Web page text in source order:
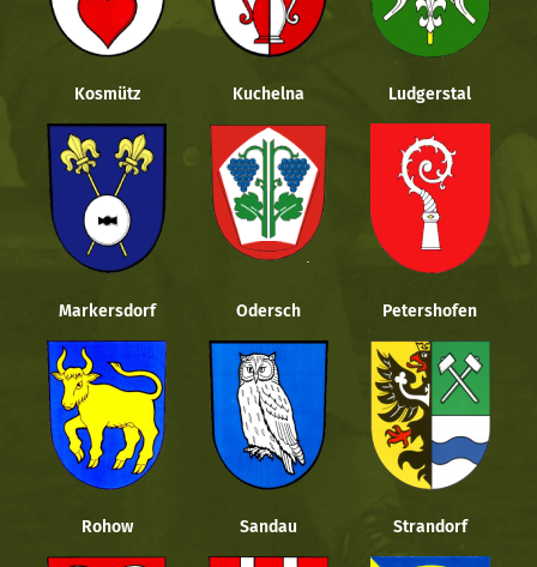
Kosmütz Kuchelna Ludgerstal
Markersdorf Odersch Petershofen
Rohow Sandau Strandorf